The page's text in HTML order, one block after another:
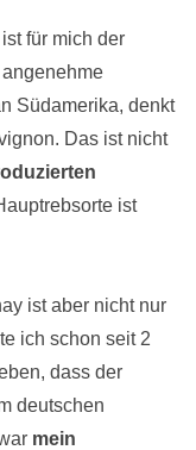
für mich der
Südamerika, denkt
Das ist nicht
ist
ist aber nicht nur
ich schon seit 2
dass der
deutschen
mein